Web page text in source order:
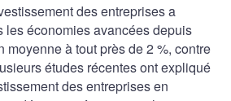
des entreprises a
les économies avancées depuis
moyenne à tout près de 2 %, contre
études récentes ont expliqué
des entreprises en